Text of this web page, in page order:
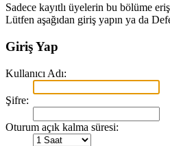
Sadece kayıtlı üyelerin bu bölüme
Lütfen aşağıdan giriş yapın ya da
Giriş Yap
Kullanıcı Adı:
Şifre:
Oturum açık kalma süresi: